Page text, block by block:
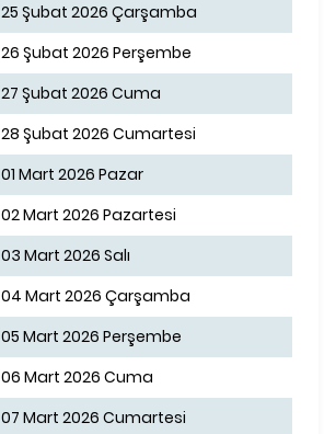
25 Şubat 2026 Çarşamba
26 Şubat 2026 Perşembe
27 Şubat 2026 Cuma
28 Şubat 2026 Cumartesi
01 Mart 2026 Pazar
02 Mart 2026 Pazartesi
03 Mart 2026 Salı
04 Mart 2026 Çarşamba
05 Mart 2026 Perşembe
06 Mart 2026 Cuma
07 Mart 2026 Cumartesi